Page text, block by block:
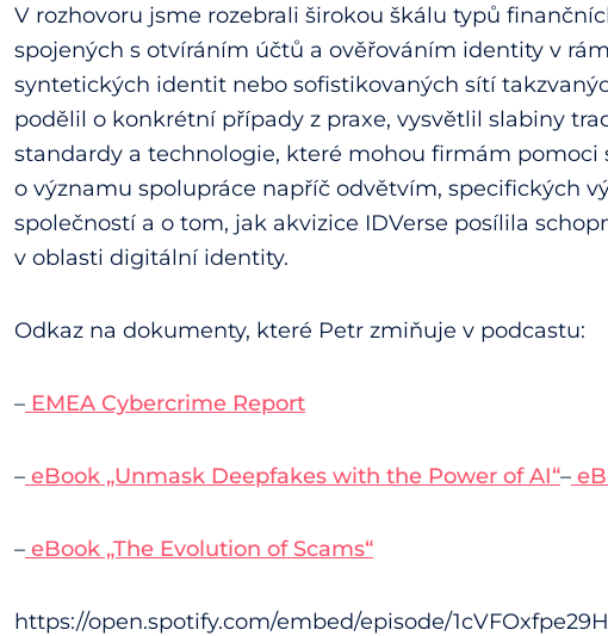
V rozhovoru jsme rozebrali širokou škálu typů
spojených s otvíráním účtů a ověřováním identity v
syntetických identit nebo sofistikovaných sítí
podělil o konkrétní případy z praxe, vysvětlil slabiny
standardy a technologie, které mohou firmám pomoci
o významu spolupráce napříč odvětvím, specifických
společností a o tom, jak akvizice IDVerse posílila
v oblasti digitální identity.
Odkaz na dokumenty, které Petr zmiňuje v podcastu:
– ⁠EMEA Cybercrime Report⁠
– ⁠eBook „Unmask Deepfakes with the Power of AI“⁠–
– ⁠eBook „The Evolution of Scams“⁠
https://open.spotify.com/embed/episode/